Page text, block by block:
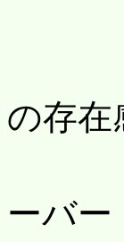
・
・ア
の存
・こ
ーバ